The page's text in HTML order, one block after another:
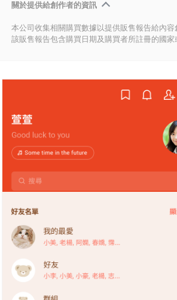
關於提供給創作者的資訊
本公司收集相關購買數據以提供販售報告給內容
該販售報告包含購買日期及購買者所註冊的國